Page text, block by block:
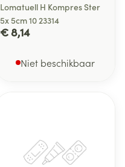
Lomatuell H Kompres Ster
5x 5cm 10 23314
€ 8,14
Niet beschikbaar